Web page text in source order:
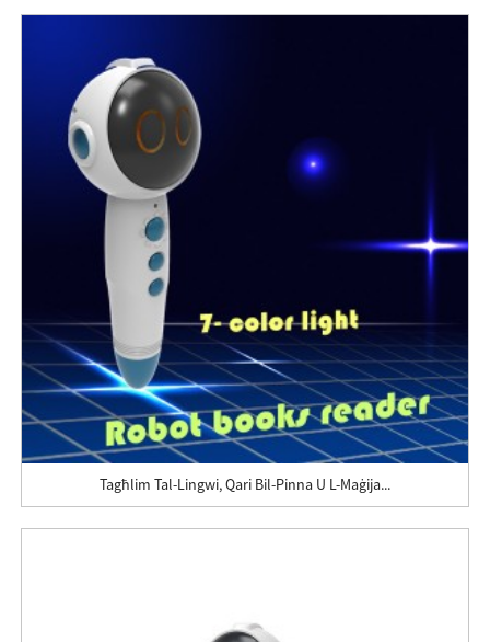
Tagħlim Tal-Lingwi, Qari Bil-Pinna U L-Maġija...